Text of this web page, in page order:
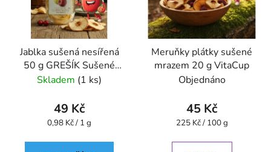
Jablka sušená nesířená
50 g GREŠÍK Sušené
ovoce
Skladem (1 ks)
49 Kč
Měrná
0,98 Kč / 1 g
Meruňky plátky sušené
mrazem 20 g VitaCup
Objednáno
45 Kč
Měrná
225 Kč / 100 g